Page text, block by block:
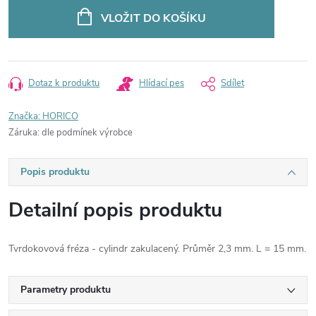
VLOŽIT DO KOŠÍKU
Dotaz k produktu Hlídací pes Sdílet
Značka: HORICO
Záruka: dle podmínek výrobce
Popis produktu
Detailní popis produktu
Tvrdokovová fréza - cylindr zakulacený. Průměr 2,3 mm. L = 15 mm.
Parametry produktu